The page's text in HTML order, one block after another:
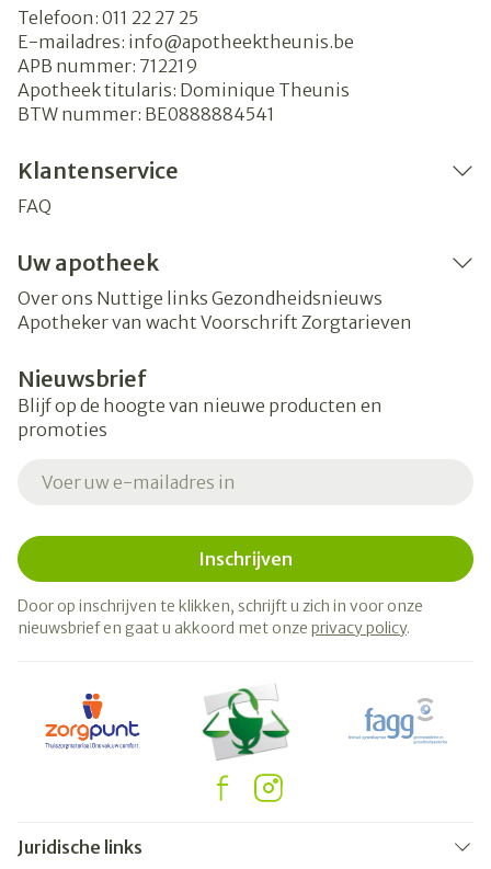
Telefoon: 011 22 27 25
E-mailadres: info@apotheektheunis.be
APB nummer: 712219
Apotheek titularis: Dominique Theunis
BTW nummer: BE0888884541
Klantenservice
FAQ
Uw apotheek
Over ons Nuttige links Gezondheidsnieuws
Apotheker van wacht Voorschrift Zorgtarieven
Nieuwsbrief
Blijf op de hoogte van nieuwe producten en
promoties
Inschrijven
Door op inschrijven te klikken, schrijft u zich in voor onze
nieuwsbrief en gaat u akkoord met onze privacy policy.
Juridische links